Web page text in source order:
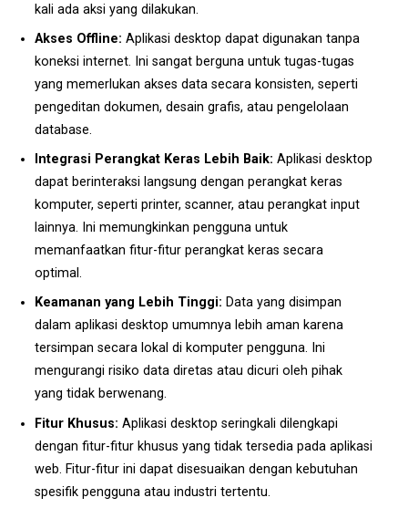
kali ada aksi yang dilakukan.
Akses Offline: Aplikasi desktop dapat digunakan tanpa
koneksi internet. Ini sangat berguna untuk tugas-tugas
yang memerlukan akses data secara konsisten, seperti
pengeditan dokumen, desain grafis, atau pengelolaan
database.
Integrasi Perangkat Keras Lebih Baik: Aplikasi desktop
dapat berinteraksi langsung dengan perangkat keras
komputer, seperti printer, scanner, atau perangkat input
lainnya. Ini memungkinkan pengguna untuk
memanfaatkan fitur-fitur perangkat keras secara
optimal.
Keamanan yang Lebih Tinggi: Data yang disimpan
dalam aplikasi desktop umumnya lebih aman karena
tersimpan secara lokal di komputer pengguna. Ini
mengurangi risiko data diretas atau dicuri oleh pihak
yang tidak berwenang.
Fitur Khusus: Aplikasi desktop seringkali dilengkapi
dengan fitur-fitur khusus yang tidak tersedia pada aplikasi
web. Fitur-fitur ini dapat disesuaikan dengan kebutuhan
spesifik pengguna atau industri tertentu.